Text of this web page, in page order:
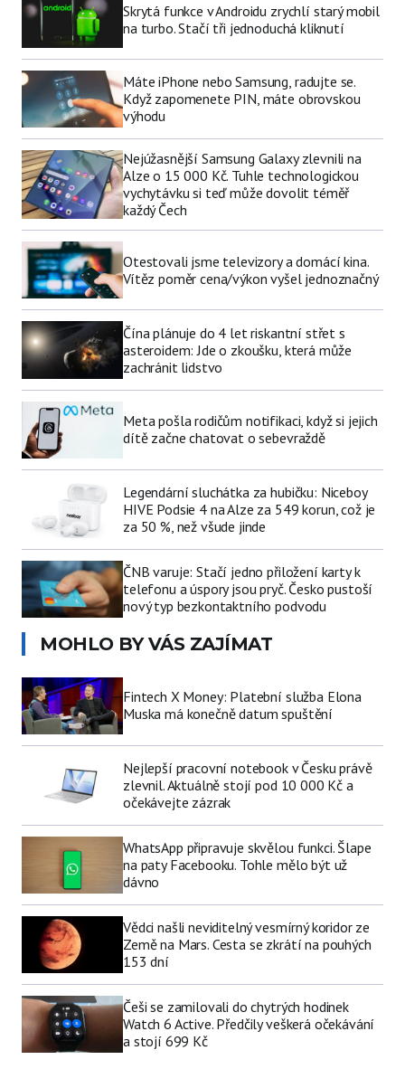
Skrytá funkce v Androidu zrychlí starý mobil
na turbo. Stačí tři jednoduchá kliknutí
Máte iPhone nebo Samsung, radujte se.
Když zapomenete PIN, máte obrovskou
výhodu
Nejúžasnější Samsung Galaxy zlevnili na
Alze o 15 000 Kč. Tuhle technologickou
vychytávku si teď může dovolit téměř
každý Čech
Otestovali jsme televizory a domácí kina.
Vítěz poměr cena/výkon vyšel jednoznačný
Čína plánuje do 4 let riskantní střet s
asteroidem: Jde o zkoušku, která může
zachránit lidstvo
Meta pošla rodičům notifikaci, když si jejich
dítě začne chatovat o sebevraždě
Legendární sluchátka za hubičku: Niceboy
HIVE Podsie 4 na Alze za 549 korun, což je
za 50 %, než všude jinde
ČNB varuje: Stačí jedno přiložení karty k
telefonu a úspory jsou pryč. Česko pustoší
nový typ bezkontaktního podvodu
MOHLO BY VÁS ZAJÍMAT
Fintech X Money: Platební služba Elona
Muska má konečně datum spuštění
Nejlepší pracovní notebook v Česku právě
zlevnil. Aktuálně stojí pod 10 000 Kč a
očekávejte zázrak
WhatsApp připravuje skvělou funkci. Šlape
na paty Facebooku. Tohle mělo být už
dávno
Vědci našli neviditelný vesmírný koridor ze
Země na Mars. Cesta se zkrátí na pouhých
153 dní
Češi se zamilovali do chytrých hodinek
Watch 6 Active. Předčily veškerá očekávání
a stojí 699 Kč